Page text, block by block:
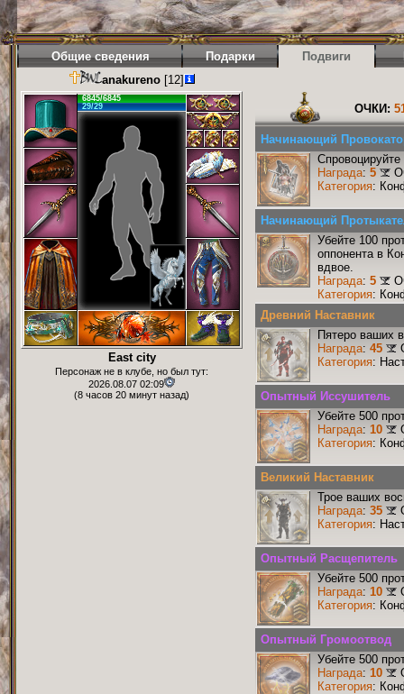
Общие сведения Подарки Подвиги
anakureno[12]
6845/6845
29/29
East city
Персонаж не в клубе, но был тут:
2026.08.07 02:09
(8 часов 20 минут назад)
ОЧКИ:
Начинающий
Награда: 5
Категория:
Начинающий
Убейте 100
оппонента в
вдвое.
Награда: 5
Категория:
Древний Наставник
Пятеро ваших
Награда: 45
Категория:
Опытный Иссушитель
Убейте 500
Награда: 10
Категория:
Великий Наставник
Трое ваших
Награда: 35
Категория:
Опытный Расщепитель
Убейте 500
Награда: 10
Категория:
Опытный Громоотвод
Убейте 500
Награда: 10
Категория: